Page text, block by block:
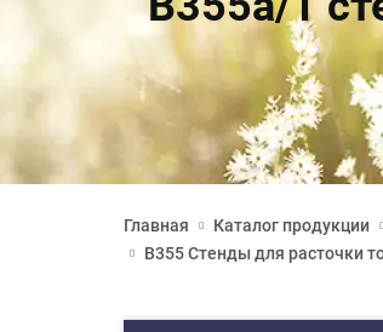
Главная Каталог продукции
B355 Стенды для расточки